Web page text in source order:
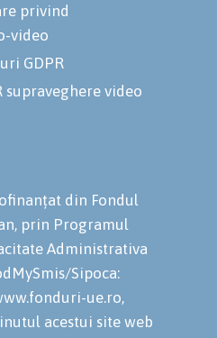
privind
video
GDPR
supraveghere video
din Fondul
prin Programul
Administrativa
Sipoca:
ue.ro,
acestui site web